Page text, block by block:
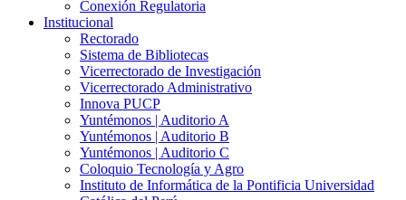
Conexión Regulatoria
Institucional
Rectorado
Sistema de Bibliotecas
Vicerrectorado de Investigación
Vicerrectorado Administrativo
Innova PUCP
Yuntémonos | Auditorio A
Yuntémonos | Auditorio B
Yuntémonos | Auditorio C
Coloquio Tecnología y Agro
Instituto de Informática de la Pontificia Universidad